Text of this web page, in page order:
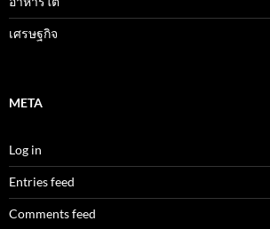
เศรษฐกิจ
META
Log in
Entries feed
Comments feed